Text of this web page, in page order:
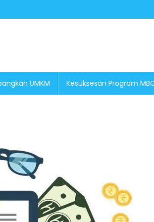
UMKM Kesuksesan Program